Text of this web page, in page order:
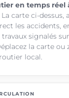
en temps réel
carte ci-dessus,
les accidents,
signalés
la carte ou
local.